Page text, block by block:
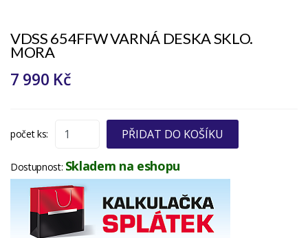
VDSS 654FFW VARNÁ DESKA SKLO.
MORA
7 990 Kč
počet ks: PŘIDAT DO KOŠÍKU
Dostupnost: Skladem na eshopu